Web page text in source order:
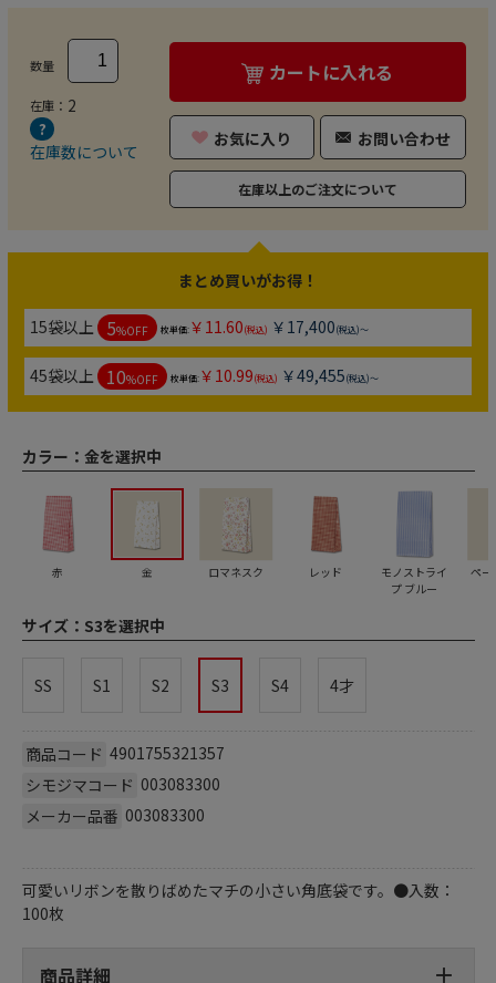
数量
在庫： 2
在庫数について
カートに入れる
お気に入り お問い合わせ
在庫以上のご注文について
まとめ買いがお得！
15袋以上 5%OFF 枚単価:￥11.60(税込) ￥17,400(税込)～
45袋以上 10%OFF 枚単価:￥10.99(税込) ￥49,455(税込)～
カラー： 金を選択中
赤 金 ロマネスク レッド
モノストライ
プ ブルー
ペー
サイズ： S3を選択中
SS S1 S2 S3 S4 4才
商品コード 4901755321357
シモジマコード 003083300
メーカー品番 003083300
可愛いリボンを散りばめたマチの小さい角底袋です。●入数：
100枚
商品詳細